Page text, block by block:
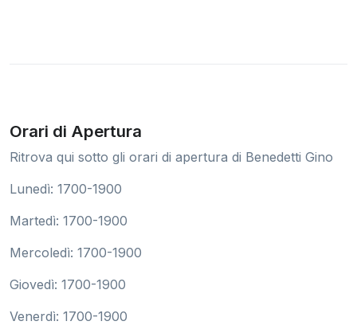
Orari di Apertura
Ritrova qui sotto gli orari di apertura di Benedetti Gino
Lunedì: 1700-1900
Martedì: 1700-1900
Mercoledì: 1700-1900
Giovedì: 1700-1900
Venerdì: 1700-1900